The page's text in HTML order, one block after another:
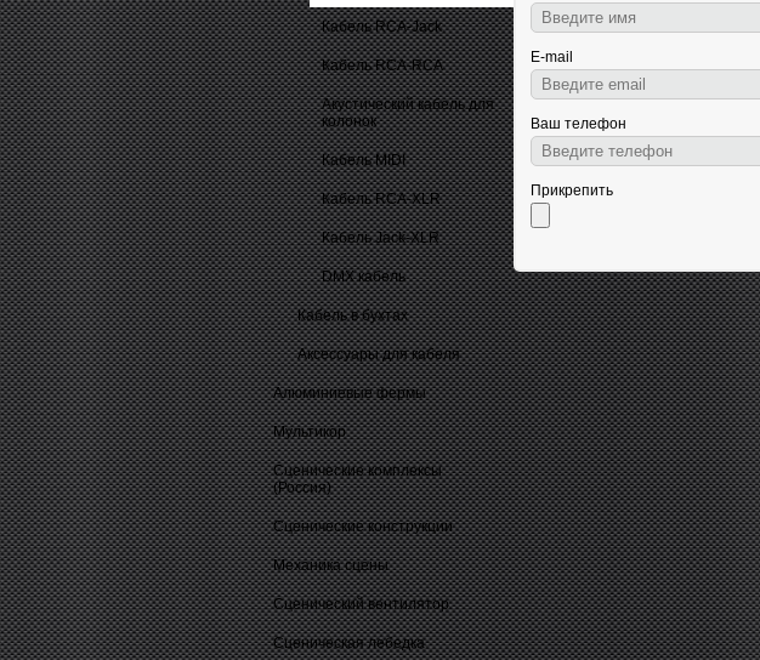
Кабель RCA-Jack
Кабель RCA-RCA
Акустический кабель для
колонок
Кабель MIDI
Кабель RCA-XLR
Кабель Jack-XLR
DMX кабель
Кабель в бухтах
Аксессуары для кабеля
Алюминиевые фермы
Мультикор
Сценические комплексы
(Россия)
Сценические конструкции
Механика сцены
Сценический вентилятор
Сценическая лебедка
E-mail
Ваш телефон
Прикрепить